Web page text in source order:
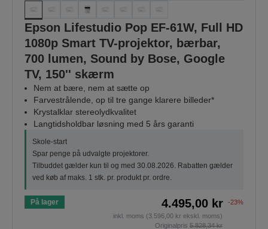
Epson Lifestudio Pop EF-61W, Full HD
1080p Smart TV-projektor, bærbar,
700 lumen, Sound by Bose, Google
TV, 150'' skærm
Nem at bære, nem at sætte op
Farvestrålende, op til tre gange klarere billeder*
Krystalklar stereolydkvalitet
Langtidsholdbar løsning med 5 års garanti
Skole-start
Spar penge på udvalgte projektorer.
Tilbuddet gælder kun til og med 30.08.2026. Rabatten gælder
ved køb af maks. 1 stk. pr. produkt pr. ordre.
På lager 4.495,00 kr
-23%
inkl. moms (3.596,00 kr ekskl. moms)
Originalpris 5.828,34 kr